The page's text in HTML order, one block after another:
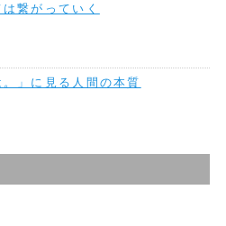
繋がっていく
」に見る人間の本質